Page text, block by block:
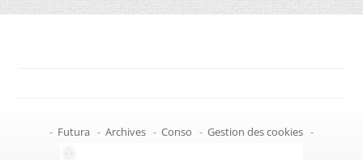
- Futura - Archives - Conso - Gestion des cookies -